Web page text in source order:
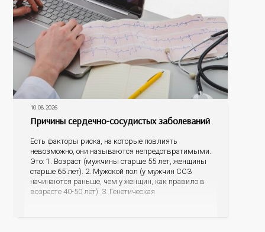
10.08.2026
Причины сердечно-сосудистых заболеваний
Есть факторы риска, на которые повлиять
невозможно, они называются непредотвратимыми.
Это: 1. Возраст (мужчины старше 55 лет, женщины
старше 65 лет). 2. Мужской пол (у мужчин ССЗ
начинаются раньше, чем у женщин, как правило в
возрасте 40-50 лет). 3. Генетическая